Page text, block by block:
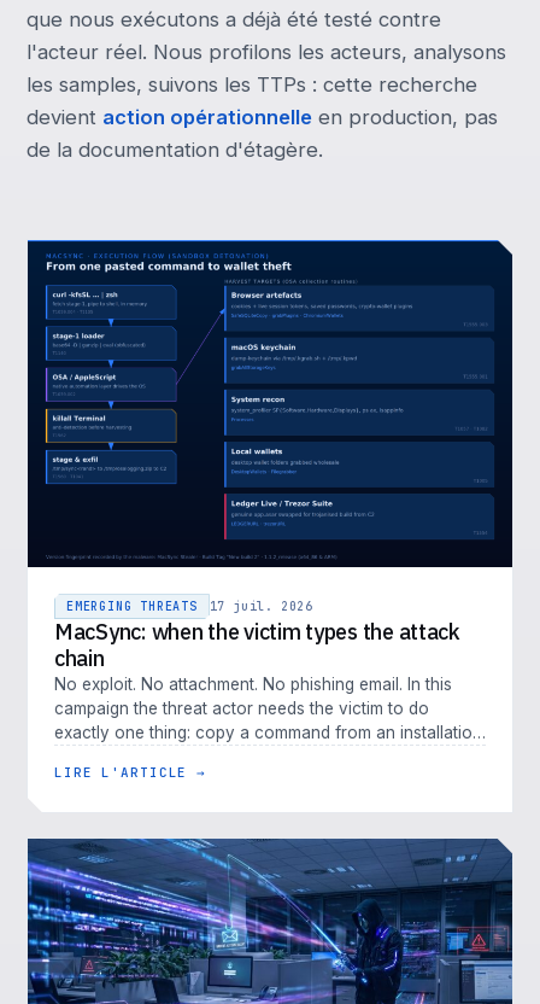
que nous exécutons a déjà été testé contre
l'acteur réel. Nous profilons les acteurs, analysons
les samples, suivons les TTPs : cette recherche
devient action opérationnelle en production, pas
de la documentation d'étagère.
EMERGING THREATS 17 juil. 2026
MacSync: when the victim types the attack
chain
No exploit. No attachment. No phishing email. In this
campaign the threat actor needs the victim to do
exactly one thing: copy a command from an installation
LIRE L'ARTICLE →